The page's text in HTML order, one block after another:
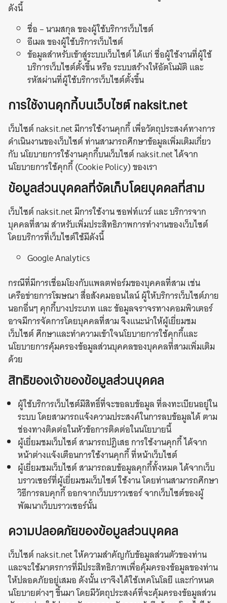
ดังนี้
ชื่อ – นามสกุล ของผู้ใช้บริการเว็บไซต์
อีเมล ของผู้ใช้บริการเว็บไซต์
ข้อมูลสำหรับเข้าสู่ระบบเว็บไซต์ ได้แก่ ชื่อผู้ใช้งานที่ผู้ใช้
บริการเว็บไซต์ตั้งขึ้น หรือ ระบบสร้างให้อัตโนมัติ และ
รหัสผ่านที่ผู้ใช้บริการเว็บไซต์ตั้งขึ้น
การใช้งานคุกกี้บนเว็บไซต์ naksit.net
เว็บไซต์ naksit.net มีการใช้งานคุกกี้ เพื่อวัตถุประสงค์ทางการ
ดำเนินงานของเว็บไซต์ ท่านสามารถศึกษาข้อมูลเพิ่มเติมเกี่ยว
กับ นโยบายการใช้งานคุกกี้บนเว็บไซต์ naksit.net ได้จาก
นโยบายการใช้คุกกี้ (Cookie Policy) ของเรา
ข้อมูลส่วนบุคคลที่จัดเก็บโดยบุคคลที่สาม
เว็บไซต์ naksit.net มีการใช้งาน ซอฟท์แวร์ และ บริการจาก
บุคคลที่สาม สำหรับเพิ่มประสิทธิภาพการทำงานของเว็บไซต์
โดยบริการที่เว็บไซต์ใช้มีดังนี้
Google Analytics
กรณีที่มีการเชื่อมโยงกับแพลตฟอร์มของบุคคลที่สาม เช่น
เครือข่ายการโฆษณา สื่อสังคมออนไลน์ ผู้ให้บริการเว็บไซต์ภาย
นอกอื่นๆ คุกกี้บางประเภท และ ข้อมูลจราจรทางคอมพิวเตอร์
อาจมีการจัดการโดยบุคคลที่สาม จึงแนะนำให้ผู้เยี่ยมชม
เว็บไซต์ ศึกษาและทำความเข้าใจนโยบายการใช้คุกกี้และ
นโยบายการคุ้มครองข้อมูลส่วนบุคคลของบุคคลที่สามเพิ่มเติม
ด้วย
สิทธิของเจ้าของข้อมูลส่วนบุคคล
ผู้ใช้บริการเว็บไซต์มีสิทธิ์ที่จะขอลบข้อมูล ที่ลงทะเบียนอยู่ใน
ระบบ โดยสามารถแจ้งความประสงค์ในการลบข้อมูลได้ ตาม
ช่องทางติดต่อในหัวข้อการติดต่อในนโยบายนี้
ผู้เยี่ยมชมเว็บไซต์ สามารถปฎิเสธ การใช้งานคุกกี้ ได้จาก
หน้าต่างแจ้งเตือนการใช้งานคุกกี้ ที่หน้าเว็บไซต์
ผู้เยี่ยมชมเว็บไซต์ สามารถลบข้อมูลคุกกี้ทั้งหมด ได้จากเว็บ
บราวเซอร์ที่ผู้เยี่ยมชมเว็บไซต์ ใช้งาน โดยท่านสามารถศึกษา
วิธีการลบคุกกี้ ออกจากเว็บบราวเซอร์ จากเว็บไซต์ของผู้
พัฒนาเว็บบราวเซอร์นั้น
ความปลอดภัยของข้อมูลส่วนบุคคล
เว็บไซต์ naksit.net ให้ความสำคัญกับข้อมูลส่วนตัวของท่าน
และจะใช้มาตรการที่มีประสิทธิภาพเพื่อคุ้มครองข้อมูลของท่าน
ให้ปลอดภัยอยู่เสมอ ดังนั้น เราจึงได้ใช้เทคโนโลยี และกำหนด
นโยบายต่างๆ ขึ้นมา โดยมีวัตถุประสงค์ที่จะคุ้มครองข้อมูลส่วน